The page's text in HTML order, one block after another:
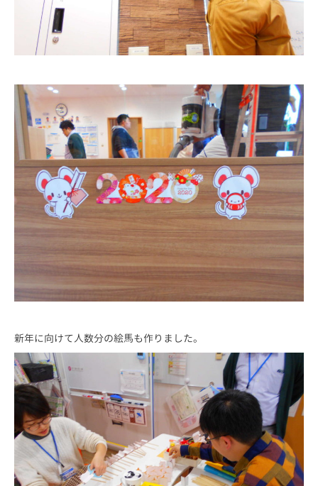
新年に向けて人数分の絵馬も作りました。